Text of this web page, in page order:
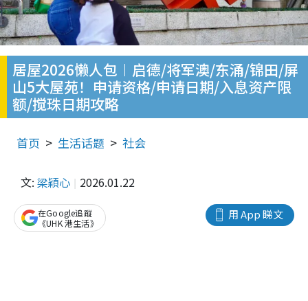
居屋2026懒人包︱启德/将军澳/东涌/锦田/屏
山5大屋苑！申请资格/申请日期/入息资产限
额/搅珠日期攻略
首页 生活话题 社会
文: 梁穎心 2026.01.22
用 App 睇文
在Google追蹤
《UHK 港生活》